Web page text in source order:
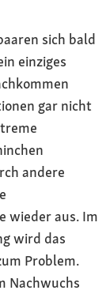
sich bald
einziges
gar nicht
andere
wieder aus. Im
wird das
Problem.
Nachwuchs